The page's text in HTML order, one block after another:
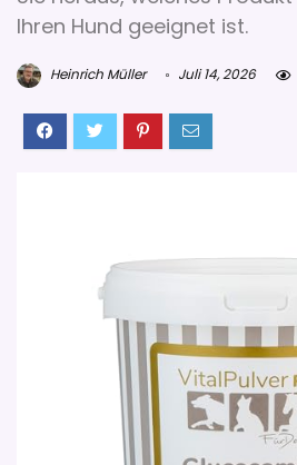
Ihren Hund geeignet ist.
Heinrich Müller Juli 14, 2026